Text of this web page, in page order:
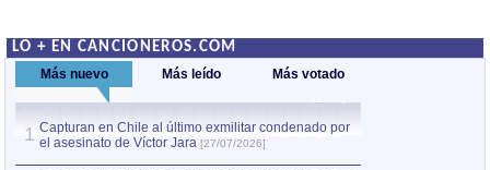
LO + EN CANCIONEROS.COM
Más nuevo Más leído Más votado
1 Capturan en Chile al último exmilitar condenado por
el asesinato de Víctor Jara [27/07/2026]